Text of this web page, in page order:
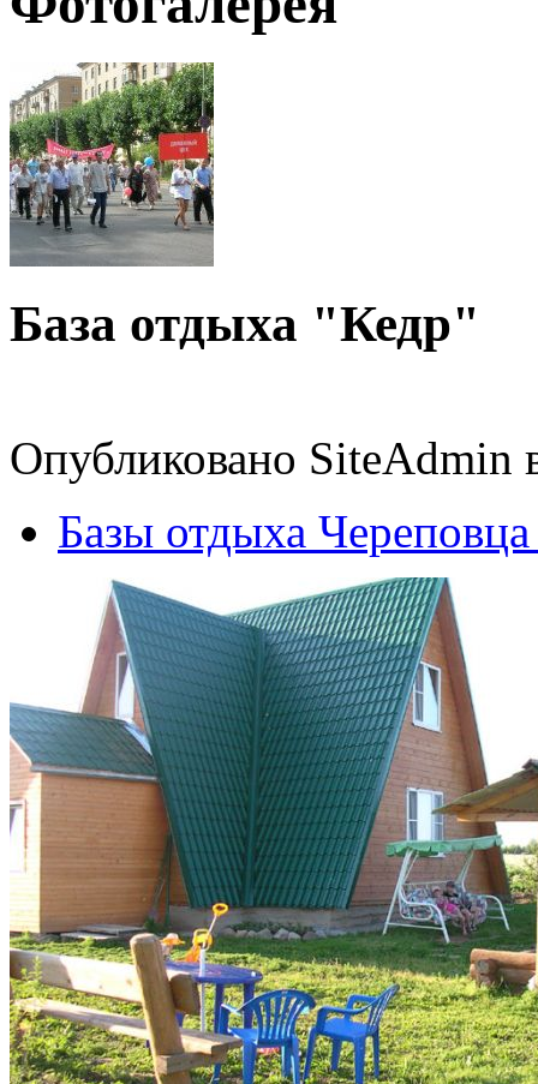
База отдыха "Кедр"
Опубликовано SiteAdmin
Базы отдыха